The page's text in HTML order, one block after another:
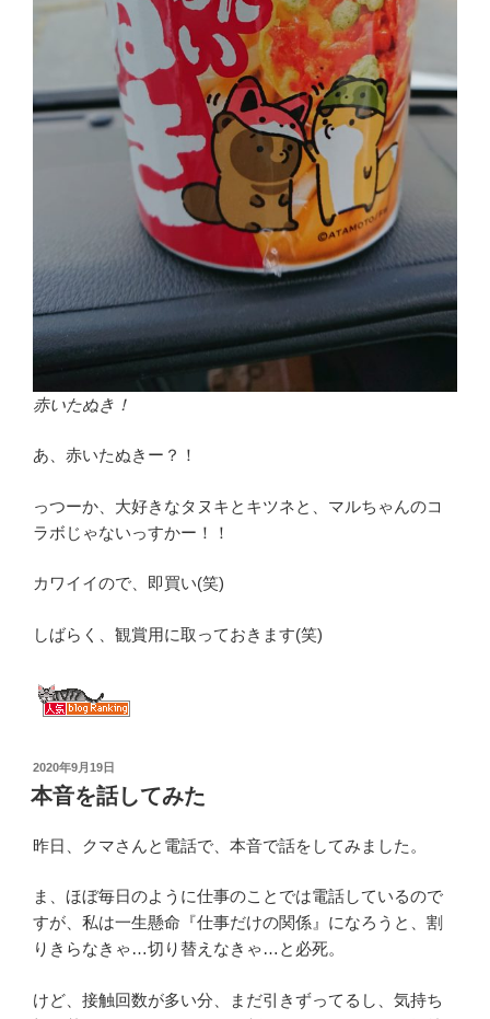
赤いたぬき！
あ、赤いたぬきー？！
っつーか、大好きなタヌキとキツネと、マルちゃんのコ
ラボじゃないっすかー！！
カワイイので、即買い(笑)
しばらく、観賞用に取っておきます(笑)
投
稿
日:
2020年9月19日
本音を話してみた
昨日、クマさんと電話で、本音で話をしてみました。
ま、ほぼ毎日のように仕事のことでは電話しているので
すが、私は一生懸命『仕事だけの関係』になろうと、割
りきらなきゃ…切り替えなきゃ…と必死。
けど、接触回数が多い分、まだ引きずってるし、気持ち